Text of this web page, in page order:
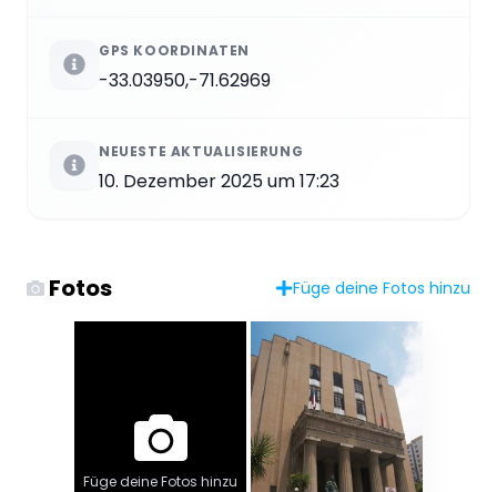
GPS KOORDINATEN
-33.03950,-71.62969
NEUESTE AKTUALISIERUNG
10. Dezember 2025 um 17:23
Fotos Füge deine Fotos hinzu
Füge deine Fotos hinzu